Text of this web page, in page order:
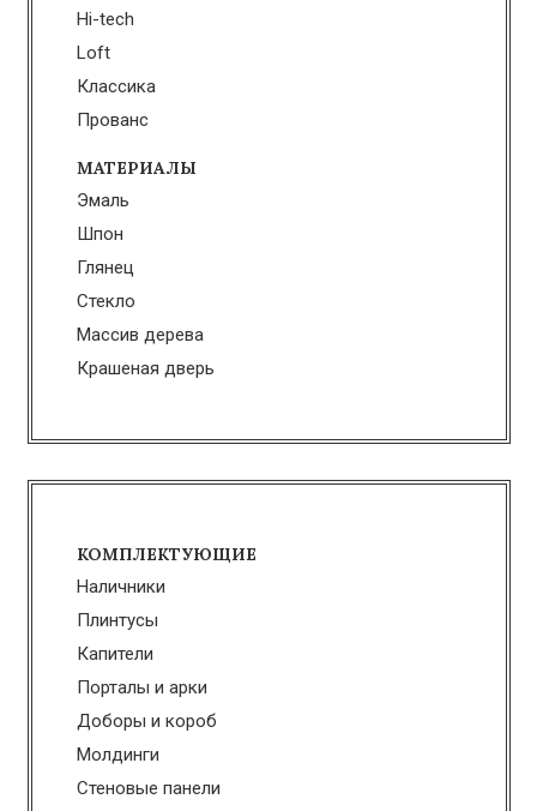
Hi-tech
Loft
Классика
Прованс
МАТЕРИАЛЫ
Эмаль
Шпон
Глянец
Стекло
Массив дерева
Крашеная дверь
КОМПЛЕКТУЮЩИЕ
Наличники
Плинтусы
Капители
Порталы и арки
Доборы и короб
Молдинги
Стеновые панели